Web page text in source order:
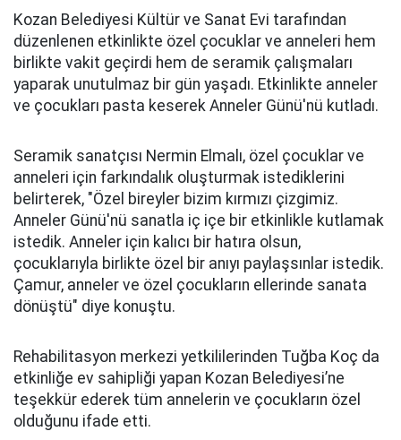
Kozan Belediyesi Kültür ve Sanat Evi tarafından
düzenlenen etkinlikte özel çocuklar ve anneleri hem
birlikte vakit geçirdi hem de seramik çalışmaları
yaparak unutulmaz bir gün yaşadı. Etkinlikte anneler
ve çocukları pasta keserek Anneler Günü'nü kutladı.
Seramik sanatçısı Nermin Elmalı, özel çocuklar ve
anneleri için farkındalık oluşturmak istediklerini
belirterek, "Özel bireyler bizim kırmızı çizgimiz.
Anneler Günü'nü sanatla iç içe bir etkinlikle kutlamak
istedik. Anneler için kalıcı bir hatıra olsun,
çocuklarıyla birlikte özel bir anıyı paylaşsınlar istedik.
Çamur, anneler ve özel çocukların ellerinde sanata
dönüştü" diye konuştu.
Rehabilitasyon merkezi yetkililerinden Tuğba Koç da
etkinliğe ev sahipliği yapan Kozan Belediyesi’ne
teşekkür ederek tüm annelerin ve çocukların özel
olduğunu ifade etti.